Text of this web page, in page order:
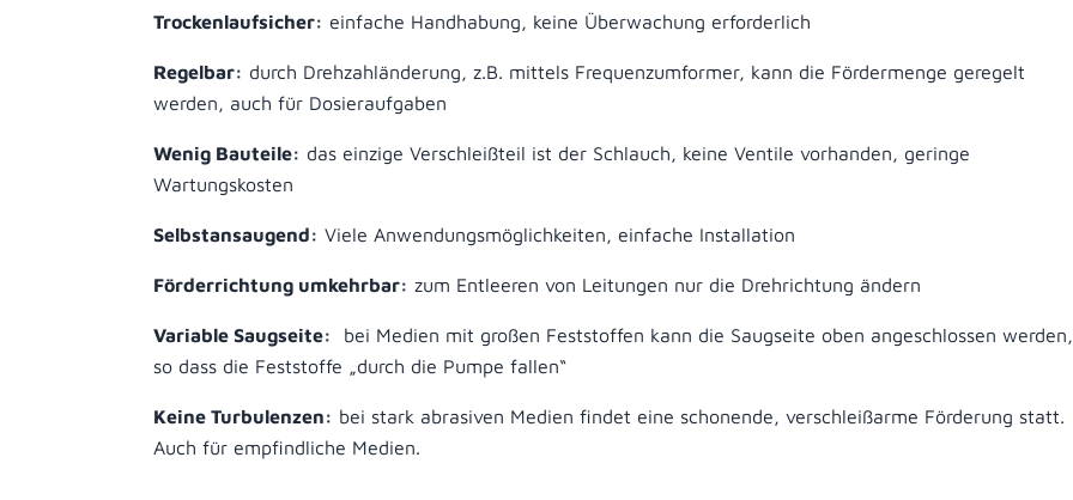
Trockenlaufsicher: einfache Handhabung, keine Überwachung erforderlich
Regelbar: durch Drehzahländerung, z.B. mittels Frequenzumformer, kann die Fördermenge geregelt
werden, auch für Dosieraufgaben
Wenig Bauteile: das einzige Verschleißteil ist der Schlauch, keine Ventile vorhanden, geringe
Wartungskosten
Selbstansaugend: Viele Anwendungsmöglichkeiten, einfache Installation
Förderrichtung umkehrbar: zum Entleeren von Leitungen nur die Drehrichtung ändern
Variable Saugseite:
bei Medien mit großen Feststoffen kann die Saugseite oben angeschlossen werden,
so dass die Feststoffe „durch die Pumpe fallen“
Keine Turbulenzen: bei stark abrasiven Medien findet eine schonende, verschleißarme Förderung statt.
Auch für empfindliche Medien.